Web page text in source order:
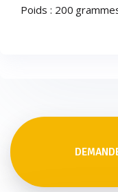
Poids : 200